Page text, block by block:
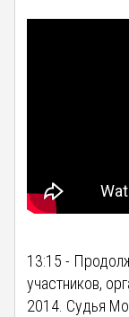
13:15 -
участников,
2014. Судья